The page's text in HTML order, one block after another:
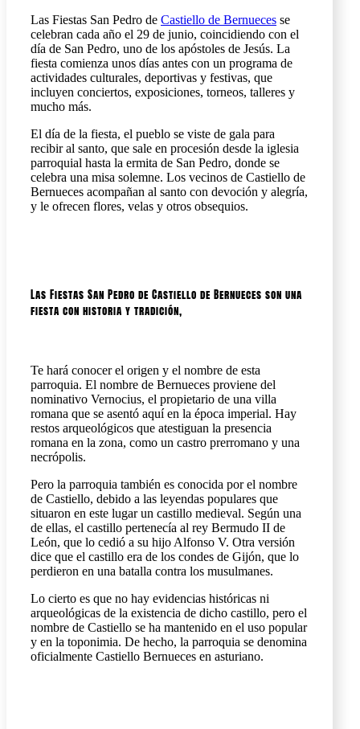
Las Fiestas San Pedro de Castiello de Bernueces se
celebran cada año el 29 de junio, coincidiendo con el
día de San Pedro, uno de los apóstoles de Jesús. La
fiesta comienza unos días antes con un programa de
actividades culturales, deportivas y festivas, que
incluyen conciertos, exposiciones, torneos, talleres y
mucho más.
El día de la fiesta, el pueblo se viste de gala para
recibir al santo, que sale en procesión desde la iglesia
parroquial hasta la ermita de San Pedro, donde se
celebra una misa solemne. Los vecinos de Castiello de
Bernueces acompañan al santo con devoción y alegría,
y le ofrecen flores, velas y otros obsequios.
Las Fiestas San Pedro de Castiello de Bernueces son una
fiesta con historia y tradición,
Te hará conocer el origen y el nombre de esta
parroquia. El nombre de Bernueces proviene del
nominativo Vernocius, el propietario de una villa
romana que se asentó aquí en la época imperial. Hay
restos arqueológicos que atestiguan la presencia
romana en la zona, como un castro prerromano y una
necrópolis.
Pero la parroquia también es conocida por el nombre
de Castiello, debido a las leyendas populares que
situaron en este lugar un castillo medieval. Según una
de ellas, el castillo pertenecía al rey Bermudo II de
León, que lo cedió a su hijo Alfonso V. Otra versión
dice que el castillo era de los condes de Gijón, que lo
perdieron en una batalla contra los musulmanes.
Lo cierto es que no hay evidencias históricas ni
arqueológicas de la existencia de dicho castillo, pero el
nombre de Castiello se ha mantenido en el uso popular
y en la toponimia. De hecho, la parroquia se denomina
oficialmente Castiello Bernueces en asturiano.